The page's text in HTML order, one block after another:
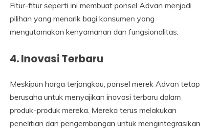
Fitur-fitur seperti ini membuat ponsel Advan menjadi
pilihan yang menarik bagi konsumen yang
mengutamakan kenyamanan dan fungsionalitas.
4. Inovasi Terbaru
Meskipun harga terjangkau, ponsel merek Advan tetap
berusaha untuk menyajikan inovasi terbaru dalam
produk-produk mereka. Mereka terus melakukan
penelitian dan pengembangan untuk mengintegrasikan